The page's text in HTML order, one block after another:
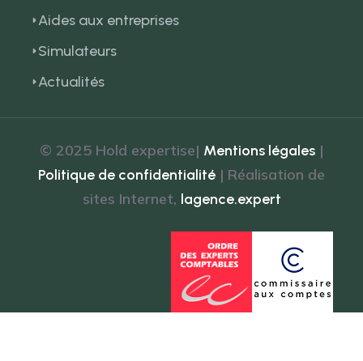
Aides aux entreprises
Simulateurs
Actualités
© 2025 Hold expertise| Mentions légales |
Politique de confidentialité | Réalisation de
sites Internet, lagence.expert